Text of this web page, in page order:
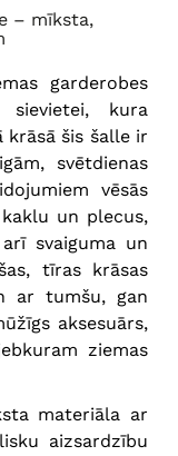
garderobes
sievietei, kura
šis šalle ir
svētdienas
vēsās
un plecus,
svaiguma un
tīras krāsas
ar tumšu, gan
aksesuārs,
ziemas
materiāla ar
aizsardzību